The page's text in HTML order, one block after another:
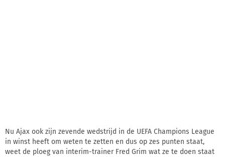
Nu Ajax ook zijn zevende wedstrijd in de UEFA Champions League
in winst heeft om weten te zetten en dus op zes punten staat,
weet de ploeg van interim-trainer Fred Grim wat ze te doen staat